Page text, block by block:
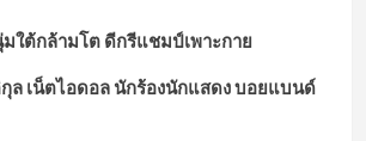
ใต้กล้ามโต ดีกรีแชมป์เพาะกาย
ล เน็ตไอดอล นักร้องนักแสดง บอยแบนด์